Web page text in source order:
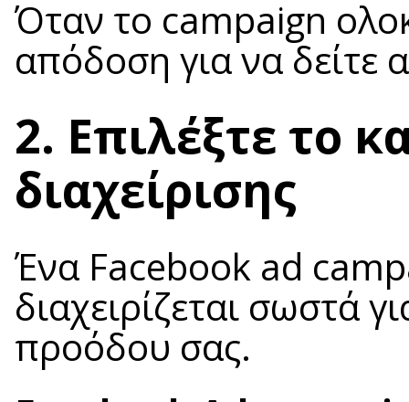
Όταν το campaign
απόδοση για να δείτε
2. Επιλέξτε το
διαχείρισης
Ένα Facebook ad
διαχειρίζεται σωστά
προόδου σας.